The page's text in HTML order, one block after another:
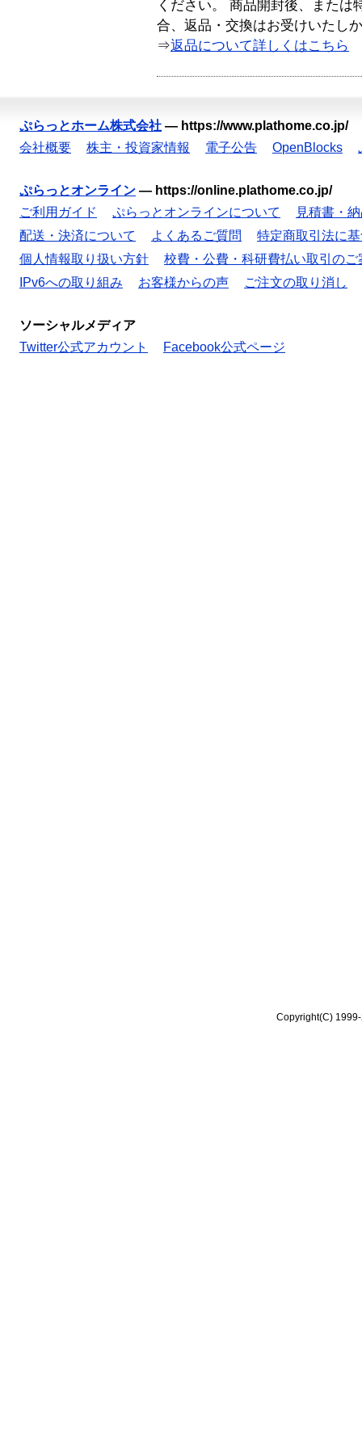
ください。 商品開封後、または
合、返品・交換はお受けいたし
⇒返品について詳しくはこちら
ぷらっとホーム株式会社 — https://www.plathome.co.jp/
会社概要
株主・投資家情報 電子公告 OpenBlocks
ぷらっとオンライン — https://online.plathome.co.jp/
ご利用ガイド
ぷらっとオンラインについて
見積書・
配送・決済について
よくあるご質問
特定商取引法に
個人情報取り扱い方針
校費・公費・科研費払い取引のご
IPv6への取り組み
お客様からの声 ご注文の取り消し
ソーシャルメディア
Twitter公式アカウント
Facebook公式ページ
Copyright(C)